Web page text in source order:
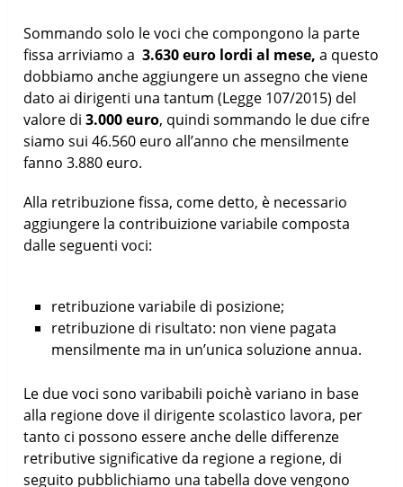
Sommando solo le voci che compongono la parte
fissa arriviamo a3.630 euro lordi al mese,a questo
dobbiamo anche aggiungere un assegno che viene
dato ai dirigenti una tantum (Legge 107/2015) del
valore di3.000 euro, quindi sommando le due cifre
siamo sui 46.560 euro all’anno che mensilmente
fanno 3.880 euro.
Alla retribuzione fissa, come detto, è necessario
aggiungere la contribuizione variabile composta
dalle seguenti voci:
retribuzione variabile di posizione;
retribuzione di risultato: non viene pagata
mensilmente ma in un’unica soluzione annua.
Le due voci sono varibabili poichè variano in base
alla regione dove il dirigente scolastico lavora, per
tanto ci possono essere anche delle differenze
retributive significative da regione a regione, di
seguito pubblichiamo una tabella dove vengono